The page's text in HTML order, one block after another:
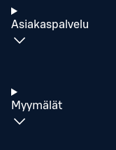
Asiakaspalvelu
Myymälät